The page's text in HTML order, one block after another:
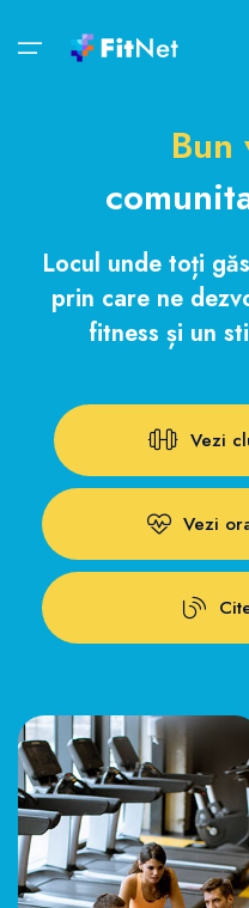
Bun venit!
Rețele de săli de
Activități
Reduceri
Aplicația de
FitZOOM
Virtual Trainer
Tips&Inspo
FitMap
FoodieContul tău
Fă-ți cont
Locul unde toți
prin care ne
fitness și un
Vezi
Vezi